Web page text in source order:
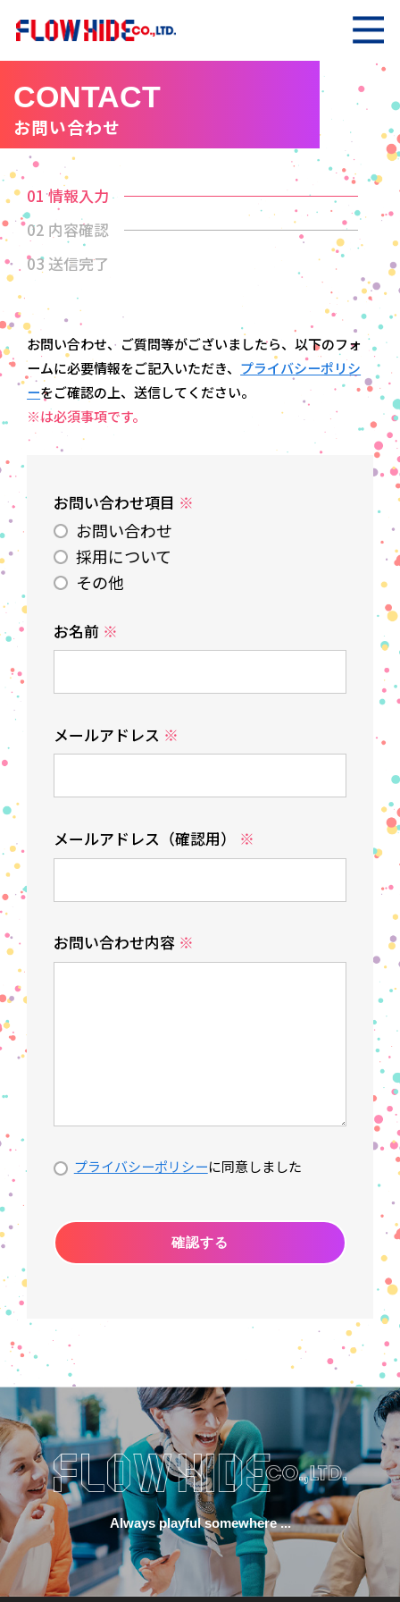
CONTACT
お問い合わせ
01 情報入力
02 内容確認
03 送信完了
お問い合わせ、ご質問等がございましたら、以下のフォ
ームに必要情報をご記入いただき、 プライバシーポリシ
ーをご確認の上、送信してください。
※は必須事項です。
お問い合わせ項目 ※
お問い合わせ
採用について
その他
お名前 ※
メールアドレス ※
メールアドレス（確認用） ※
お問い合わせ内容 ※
プライバシーポリシーに同意しました
Always playful somewhere ...